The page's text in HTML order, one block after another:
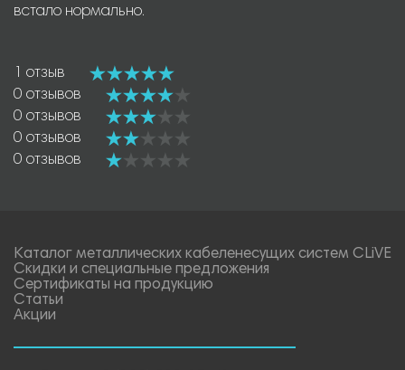
встало нормально.
1 отзыв
0 отзывов
0 отзывов
0 отзывов
0 отзывов
Каталог металлических кабеленесущих систем CLiVE
Скидки и специальные предложения
Сертификаты на продукцию
Статьи
Акции